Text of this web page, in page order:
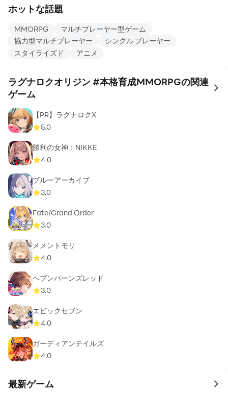
ホットな話題
MMORPG
マルチプレーヤー型ゲーム
協力型マルチプレーヤー
シングル プレーヤー
スタイライズド
アニメ
ラグナロクオリジン #本格育成MMORPGの関連
ゲーム
to
【PR】ラグナロクX
5.0
勝利の女神：NIKKE
4.0
ブルーアーカイブ
3.0
Fate/Grand Order
3.0
メメントモリ
4.0
ヘブンバーンズレッド
3.0
エピックセブン
4.0
ガーディアンテイルズ
4.0
最新ゲーム to